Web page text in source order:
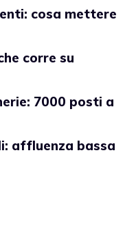
cosa mettere
corre su
7000 posti a
affluenza bassa